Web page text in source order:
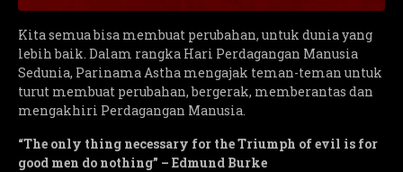
Kita semua bisa membuat perubahan, untuk dunia yang
lebih baik. Dalam rangka Hari Perdagangan Manusia
Sedunia, Parinama Astha mengajak teman-teman untuk
turut membuat perubahan, bergerak, memberantas dan
mengakhiri Perdagangan Manusia.
“The only thing necessary for the Triumph of evil is for
good men do nothing” – Edmund Burke